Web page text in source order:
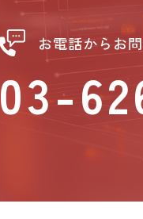
お電話からお
03-